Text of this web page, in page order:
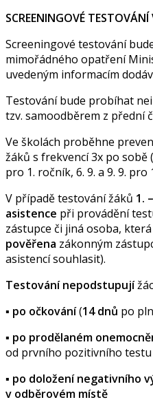
SCREENINGOVÉ
Screeningové testování
mimořádného opatření
uvedeným informacím
Testování bude probíhat
tzv. samoodběrem z přední
Ve školách proběhne
žáků s frekvencí 3x po sobě
pro 1. ročník, 6. 9. a 9. 9. pro
V případě testování žáků 1.
asistence při provádění
zástupce či jiná osoba,
pověřena zákonným
asistencí souhlasit).
Testování nepodstupují
▪ po očkování(14 dnů po
▪ po prodělaném
od prvního pozitivního testu
▪ po doložení negativního
v odběrovém místě